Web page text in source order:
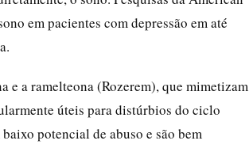
em pacientes com depressão em até
e a ramelteona (Rozerem), que mimetizam
úteis para distúrbios do ciclo
potencial de abuso e são bem